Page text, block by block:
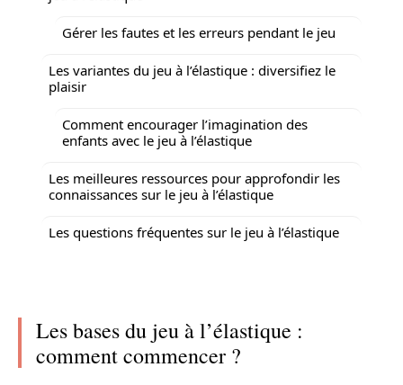
Gérer les fautes et les erreurs pendant le jeu
Les variantes du jeu à l’élastique : diversifiez le
plaisir
Comment encourager l’imagination des
enfants avec le jeu à l’élastique
Les meilleures ressources pour approfondir les
connaissances sur le jeu à l’élastique
Les questions fréquentes sur le jeu à l’élastique
Les bases du jeu à l’élastique :
comment commencer ?